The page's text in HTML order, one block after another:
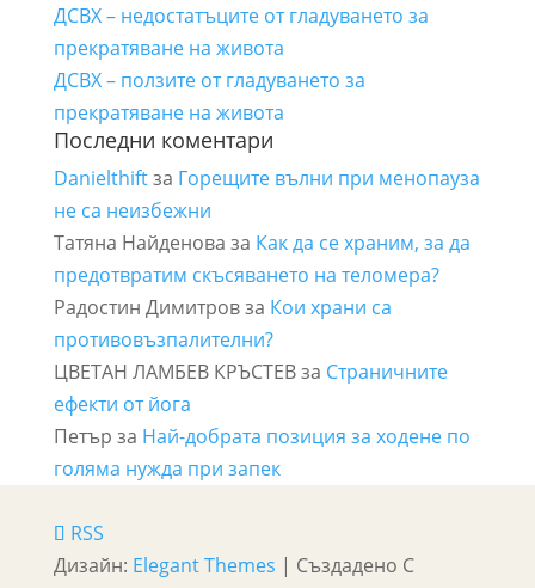
ДСВХ – недостатъците от гладуването за
прекратяване на живота
ДСВХ – ползите от гладуването за
прекратяване на живота
Последни коментари
Danielthiftза Горещите вълни при менопауза
не са неизбежни
Татяна Найденова за Как да се храним, за да
предотвратим скъсяването на теломера?
Радостин Димитровза Кои храни са
противовъзпалителни?
ЦВЕТАН ЛАМБЕВ КРЪСТЕВза Страничните
ефекти от йога
Петър за Най-добрата позиция за ходене по
голяма нужда при запек
RSS
Дизайн: Elegant Themes | Създадено С